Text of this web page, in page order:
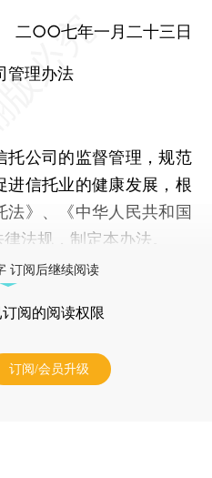
○○七年一月二十三日
管理办法
司的监督管理，规范
进信托业的健康发展，根
》、《中华人民共和国
法规，制定本办法。
订阅后继续阅读
阅的阅读权限
订阅/会员升级